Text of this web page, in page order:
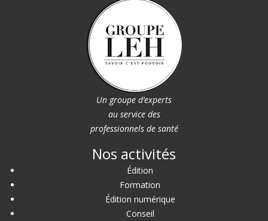
Un groupe d’experts
au service des
professionnels de santé
Nos activités
Édition
Formation
Édition numérique
Conseil